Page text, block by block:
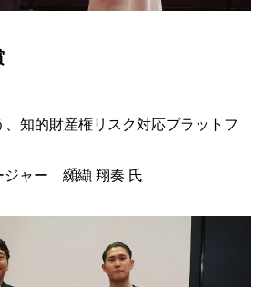
、知的財産権リスク対応プラットフ
ジャー 纐纈 翔奏 氏